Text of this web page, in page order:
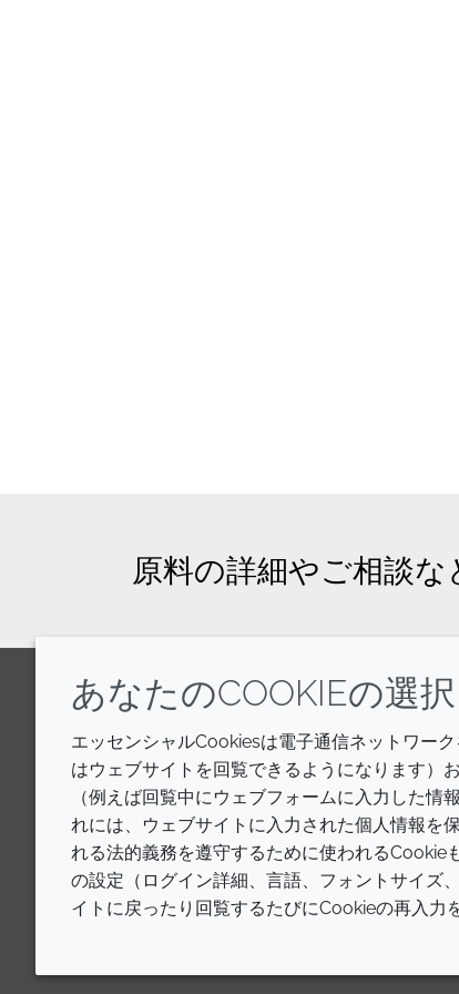
原料の詳細やご相談な
LinkedInYoutubeLine
あなたのCOOKIEの選択
エッセンシャルCookiesは電子通信ネットワー
はウェブサイトを回覧できるようになります）
（例えば回覧中にウェブフォームに入力した
れには、ウェブサイトに入力された個人情報を
れる法的義務を遵守するために使われるCookie
の設定（ログイン詳細、言語、フォントサイズ
イトに戻ったり回覧するたびにCookieの再入力